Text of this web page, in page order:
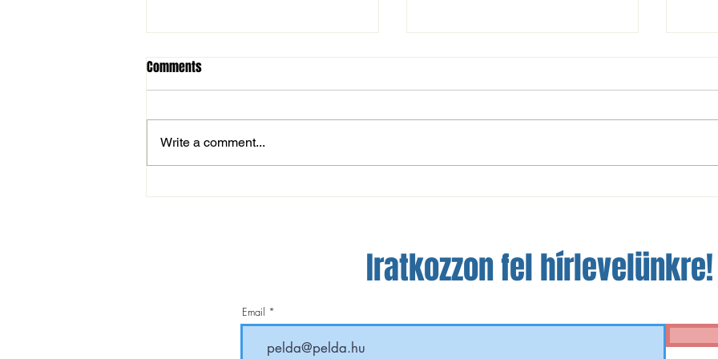
MOL Magyar Kupa: magabiztos
NBIII: nem sikerült a bravúr
A
Comments
Write a comment...
Iratkozzon fel hírlevelünkre!
Email